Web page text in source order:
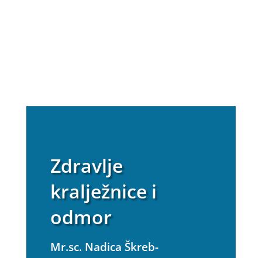
Zdravlje
kralježnice i
odmor
Mr.sc. Nadica Škreb-